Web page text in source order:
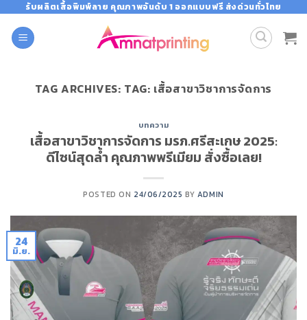
content
รับผลิตเสื้อพิมพ์ลาย คุณภาพอันดับ 1 ออกแบบฟรี ส่งด่วนทั่วไทย
TAG ARCHIVES: TAG: เสื้อสาขาวิชาการจัดการ
บทความ
เสื้อสาขาวิชาการจัดการ มรภ.ศรีสะเกษ 2025:
ดีไซน์สุดล้ำ คุณภาพพรีเมียม สั่งซื้อเลย!
POSTED ON 24/06/2025 BY ADMIN
24
มิ.ย.